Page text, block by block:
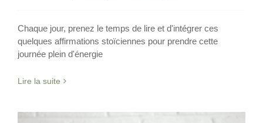
Chaque jour, prenez le temps de lire et d'intégrer ces
quelques affirmations stoïciennes pour prendre cette
journée plein d'énergie
Lire la suite